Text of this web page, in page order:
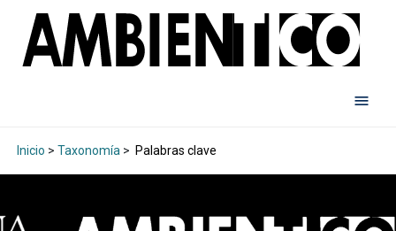
Inicio > Taxonomía > Palabras clave